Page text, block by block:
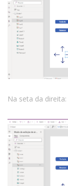
Na seta da direita: